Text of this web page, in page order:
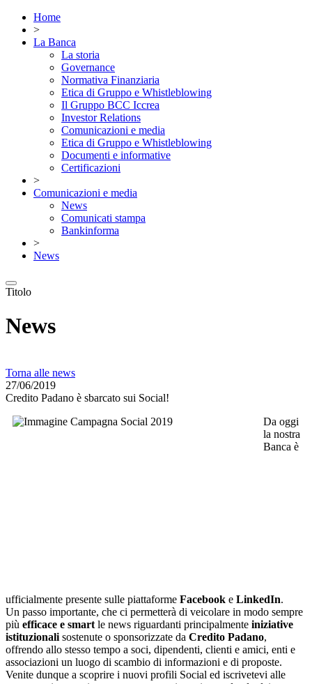
Home
>
La Banca
La storia
Governance
Normativa Finanziaria
Etica di Gruppo e Whistleblowing
Il Gruppo BCC Iccrea
Investor Relations
Comunicazioni e media
Etica di Gruppo e Whistleblowing
Documenti e informative
Certificazioni
>
Comunicazioni e media
News
Comunicati stampa
Bankinforma
>
News
Titolo
News
Torna alle news
27/06/2019
Credito Padano è sbarcato sui Social!
Da oggi
la nostra
Banca è
ufficialmente presente sulle piattaforme Facebook e LinkedIn.
Un passo importante, che ci permetterà di veicolare in modo sempre
più efficace e smart le news riguardanti principalmente iniziative
istituzionali sostenute o sponsorizzate da Credito Padano,
offrendo allo stesso tempo a soci, dipendenti, clienti e amici, enti e
associazioni un luogo di scambio di informazioni e di proposte.
Venite dunque a scoprire i nuovi profili Social ed iscrivetevi alle